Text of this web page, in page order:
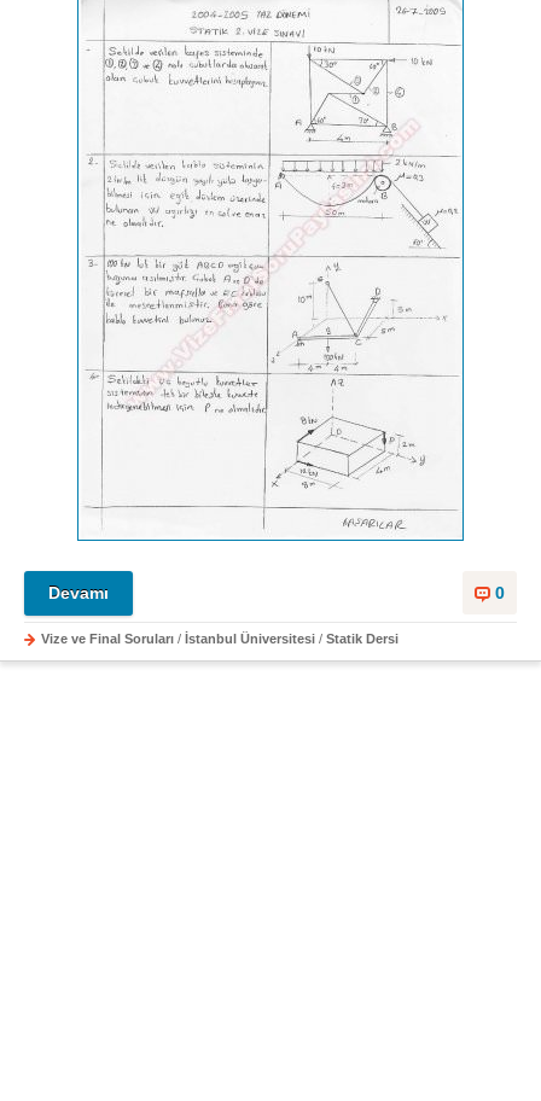
0
Devamı
Vize ve Final Soruları / İstanbul Üniversitesi / Statik Dersi